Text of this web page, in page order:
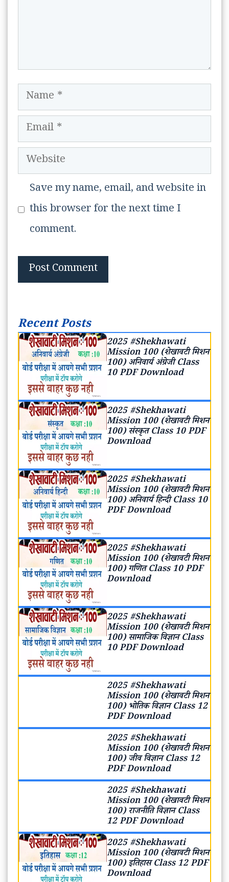
Name
Email
Website
Save my name, email, and website in
this browser for the next time I
comment.
Recent Posts
2025 #Shekhawati
Mission 100 (शेखावटी मिशन
100) अनिवार्य अंग्रेजी Class
10 PDF Download
2025 #Shekhawati
Mission 100 (शेखावटी मिशन
100) संस्कृत Class 10 PDF
Download
2025 #Shekhawati
Mission 100 (शेखावटी मिशन
100) अनिवार्य हिन्दी Class 10
PDF Download
2025 #Shekhawati
Mission 100 (शेखावटी मिशन
100) गणित Class 10 PDF
Download
2025 #Shekhawati
Mission 100 (शेखावटी मिशन
100) सामाजिक विज्ञान Class
10 PDF Download
2025 #Shekhawati
Mission 100 (शेखावटी मिशन
100) भोतिक विज्ञान Class 12
PDF Download
2025 #Shekhawati
Mission 100 (शेखावटी मिशन
100) जीव विज्ञान Class 12
PDF Download
2025 #Shekhawati
Mission 100 (शेखावटी मिशन
100) राजनीति विज्ञान Class
12 PDF Download
2025 #Shekhawati
Mission 100 (शेखावटी मिशन
100) इतिहास Class 12 PDF
Download